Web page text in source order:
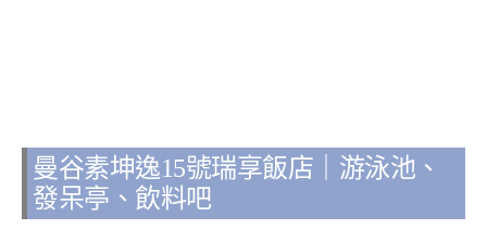
曼谷素坤逸15號瑞享飯店｜游泳池、
發呆亭、飲料吧